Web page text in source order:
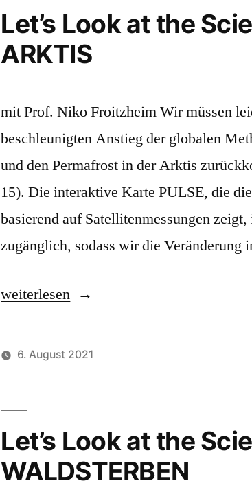
(20)
–
LACHGAS
NICHT
ZUM
LACHEN“
Let’s Look at the
ARKTIS
mit Prof. Niko Froitzheim Wir müssen
beschleunigten Anstieg der globalen
und den Permafrost in der Arktis
15). Die interaktive Karte PULSE, die
basierend auf Satellitenmessungen
zugänglich, sodass wir die Veränderung
„Let’s
at
(19)
–
ENDSPIEL
weiterlesen
6. August 2021
Let’s Look at the
WALDSTERBEN